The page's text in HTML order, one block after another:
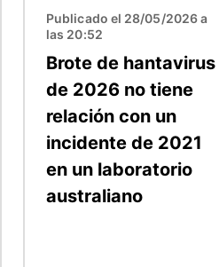
Publicado el 28/05/2026 a
las 20:52
Brote de hantavirus
de 2026 no tiene
relación con un
incidente de 2021
en un laboratorio
australiano